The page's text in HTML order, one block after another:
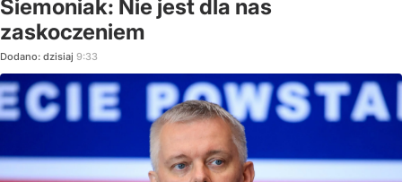
Siemoniak: Nie jest dla nas
zaskoczeniem
Dodano: dzisiaj 9:33